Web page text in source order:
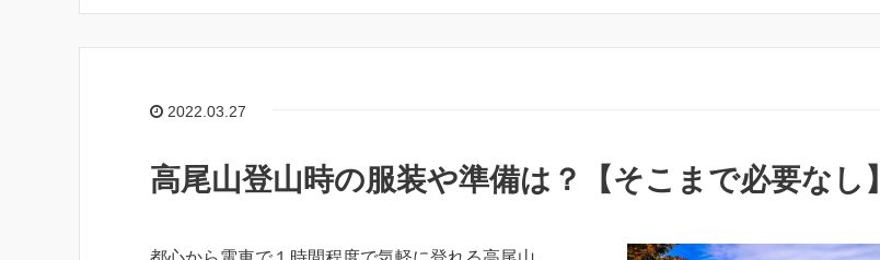
2022.03.27
高尾山登山時の服装や準備は？【そこまで必要なし】